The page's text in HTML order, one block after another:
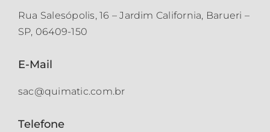
Rua Salesópolis, 16 – Jardim California, Barueri –
SP, 06409-150
E-Mail
sac@quimatic.com.br
Telefone